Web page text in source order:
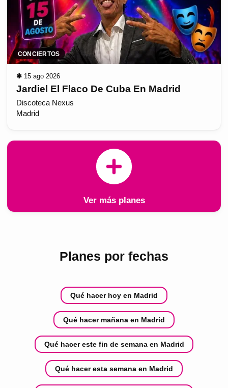
CONCIERTOS
✱ 15 ago 2026
Jardiel El Flaco De Cuba En Madrid
Discoteca Nexus
Madrid
Ver más planes
Planes por fechas
Qué hacer hoy en Madrid
Qué hacer mañana en Madrid
Qué hacer este fin de semana en Madrid
Qué hacer esta semana en Madrid